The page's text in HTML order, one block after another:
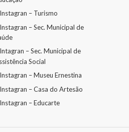
Instagran – Turismo
Instagran – Sec. Municipal de
Intagran – Sec. Municipal de
Social
Instagran – Museu Ernestina
Instagran – Casa do Artesão
Instagran – Educarte